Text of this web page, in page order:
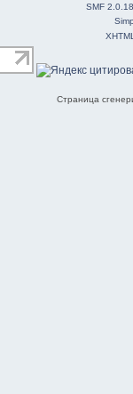
SMF 2.0.18
Страница